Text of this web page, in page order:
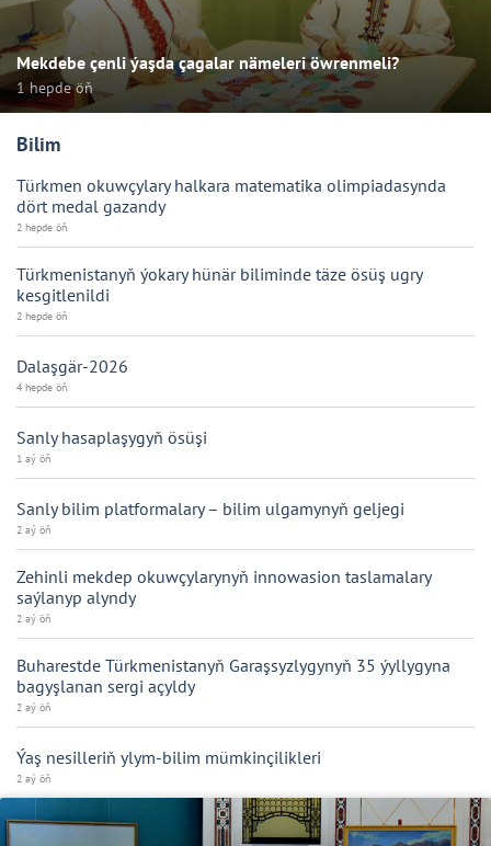
Mekdebe çenli ýaşda çagalar nämeleri öwrenmeli?
1 hepde öň
Bilim
Türkmen okuwçylary halkara matematika olimpiadasynda
dört medal gazandy
2 hepde öň
Türkmenistanyň ýokary hünär biliminde täze ösüş ugry
kesgitlenildi
2 hepde öň
Dalaşgär-2026
4 hepde öň
Sanly hasaplaşygyň ösüşi
1 aý öň
Sanly bilim platformalary – bilim ulgamynyň geljegi
2 aý öň
Zehinli mekdep okuwçylarynyň innowasion taslamalary
saýlanyp alyndy
2 aý öň
Buharestde Türkmenistanyň Garaşsyzlygynyň 35 ýyllygyna
bagyşlanan sergi açyldy
2 aý öň
Ýaş nesilleriň ylym-bilim mümkinçilikleri
2 aý öň